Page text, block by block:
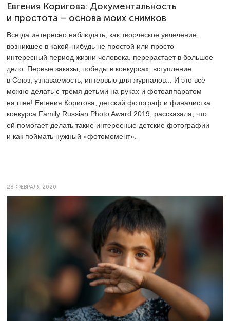
Евгения Коригова: Документальность
и простота – основа моих снимков
Всегда интересно наблюдать, как творческое увлечение,
возникшее в какой-нибудь не простой или просто
интересный период жизни человека, перерастает в большое
дело. Первые заказы, победы в конкурсах, вступление
в Союз, узнаваемость, интервью для журналов... И это всё
можно делать с тремя детьми на руках и фотоаппаратом
на шее! Евгения Коригова, детский фотограф и финалистка
конкурса Family Russian Photo Award 2019, рассказала, что
ей помогает делать такие интересные детские фотографии
и как поймать нужный «фотомомент».
28 ФЕВРАЛЯ 2020